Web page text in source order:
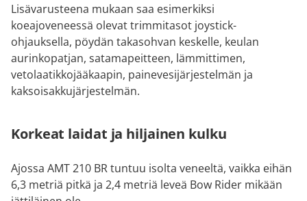
Lisävarusteena mukaan saa esimerkiksi
koeajoveneessä olevat trimmitasot joystick-
ohjauksella, pöydän takasohvan keskelle, keulan
aurinkopatjan, satamapeitteen, lämmittimen,
vetolaatikkojääkaapin, painevesijärjestelmän ja
kaksoisakkujärjestelmän.
Korkeat laidat ja hiljainen kulku
Ajossa AMT 210 BR tuntuu isolta veneeltä, vaikka eihän
6,3 metriä pitkä ja 2,4 metriä leveä Bow Rider mikään